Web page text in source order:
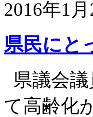
2016年1月
県民にと
県議会
て高齢化